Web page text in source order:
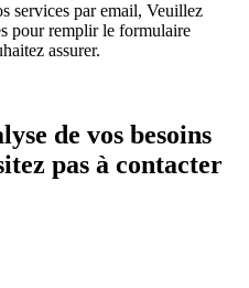
services par email, Veuillez
pour remplir le formulaire
assurer.
de vos besoins
pas à contacter